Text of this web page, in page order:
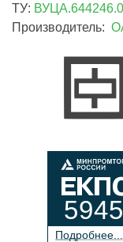
ТУ:
Производитель:
Подробнее...
5945